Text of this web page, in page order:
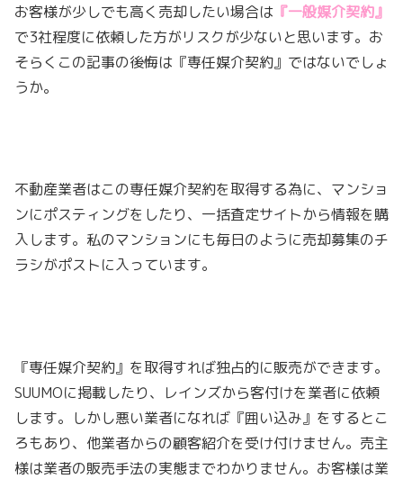
お客様が少しでも高く売却したい場合は 『一般媒介契約』
で3社程度に依頼した方がリスクが少ないと思います。お
そらくこの記事の後悔は『専任媒介契約』ではないでしょ
うか。
不動産業者はこの専任媒介契約を取得する為に、マンショ
ンにポスティングをしたり、一括査定サイトから情報を購
入します。私のマンションにも毎日のように売却募集のチ
ラシがポストに入っています。
『専任媒介契約』を取得すれば独占的に販売ができます。
SUUMOに掲載したり、レインズから客付けを業者に依頼
します。しかし悪い業者になれば『囲い込み』をするとこ
ろもあり、他業者からの顧客紹介を受け付けません。売主
様は業者の販売手法の実態までわかりません。お客様は業